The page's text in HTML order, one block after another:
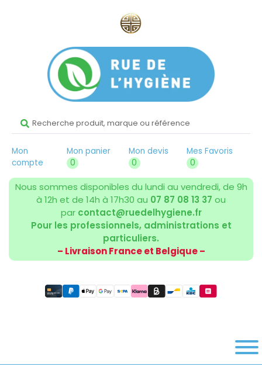
Mon
compte
Mon panier
0
Mon devis
0
Mes Favoris
0
Nous sommes disponibles du lundi au vendredi, de 9h
à 12h et de 14h à 17h30 au 07 87 08 13 37 ou
par contact@ruedelhygiene.fr
Pour les professionnels, administrations et
particuliers.
– Livraison France et Belgique –